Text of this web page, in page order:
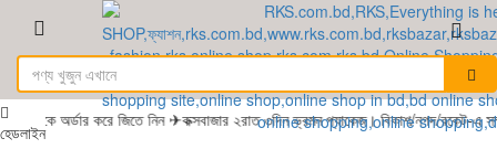
হেডলাইন
অর্ডার করে জিতে নিন ✈কক্সবাজার ২রাত ৩দিন ভ্রমন প্যাকেজ। বিকাশ/নগদ/রকেট-এ